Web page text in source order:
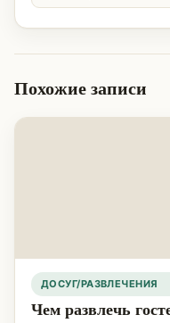
Похожие записи
ДОСУГ/РАЗВЛЕЧЕНИЯ
Чем развлечь